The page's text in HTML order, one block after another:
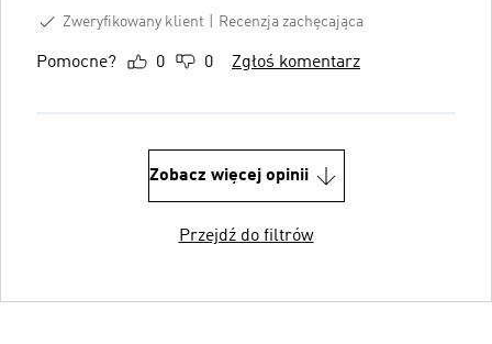
Zweryfikowany klient
Recenzja zachęcająca
Pomocne? 0 0 Zgłoś komentarz
Zobacz więcej opinii
Przejdź do filtrów